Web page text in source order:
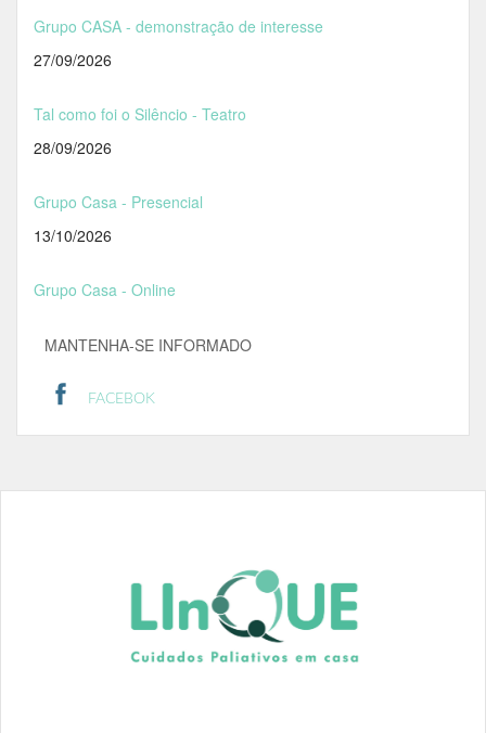
Grupo CASA - demonstração de interesse
27/09/2026
Tal como foi o Silêncio - Teatro
28/09/2026
Grupo Casa - Presencial
13/10/2026
Grupo Casa - Online
MANTENHA-SE INFORMADO
FACEBOK